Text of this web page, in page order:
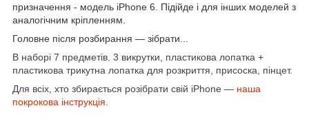
призначення - модель iPhone 6. Підійде і для інших моделей з
аналогічним кріпленням.
Головне після розбирання ― зібрати...
В наборі 7 предметів. 3 викрутки, пластикова лопатка +
пластикова трикутна лопатка для розкриття, присоска, пінцет.
Для всіх, хто збирається розібрати свій iPhone ― наша
покрокова інструкція.